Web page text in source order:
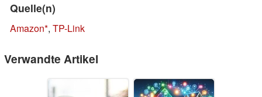
Quelle(n)
Amazon , TP-Link
Verwandte Artikel